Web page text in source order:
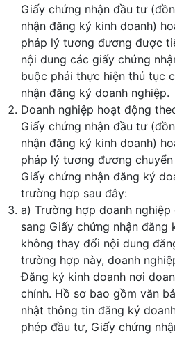
Giấy chứng nhận đầu tư
nhận đăng ký kinh doanh)
pháp lý tương đương được
nội dung các giấy chứng
buộc phải thực hiện thủ tục
nhận đăng ký doanh nghiệp.
Doanh nghiệp hoạt động
Giấy chứng nhận đầu tư
nhận đăng ký kinh doanh)
pháp lý tương đương
Giấy chứng nhận đăng ký
trường hợp sau đây:
a) Trường hợp doanh
sang Giấy chứng nhận đăng
không thay đổi nội dung
trường hợp này, doanh
Đăng ký kinh doanh nơi
chính. Hồ sơ bao gồm văn
nhật thông tin đăng ký
phép đầu tư, Giấy chứng